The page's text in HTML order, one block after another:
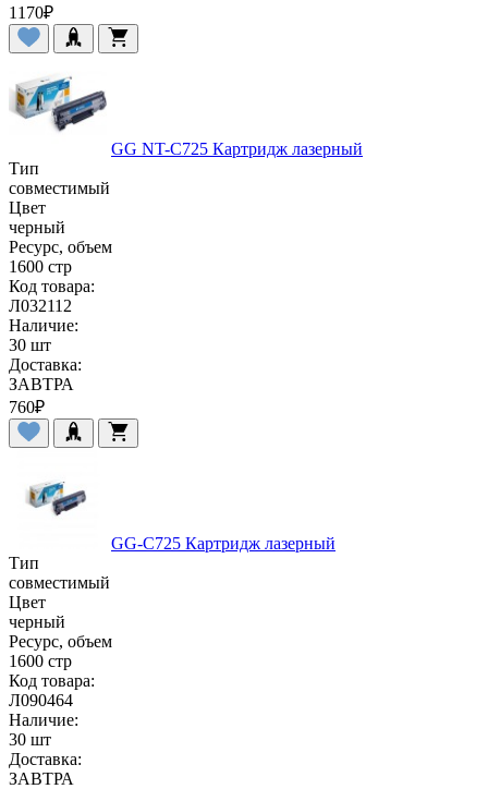
1170₽
GG NT-C725 Картридж лазерный
Тип
совместимый
Цвет
черный
Ресурс, объем
1600 стр
Код товара:
Л032112
Наличие:
30 шт
Доставка:
ЗАВТРА
760₽
GG-C725 Картридж лазерный
Тип
совместимый
Цвет
черный
Ресурс, объем
1600 стр
Код товара:
Л090464
Наличие:
30 шт
Доставка:
ЗАВТРА